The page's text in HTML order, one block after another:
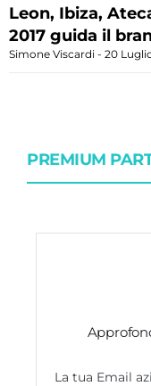
Leon, Ibiza,
2017 guida il
Simone Viscardi 20
PREMIUM
La tua Email